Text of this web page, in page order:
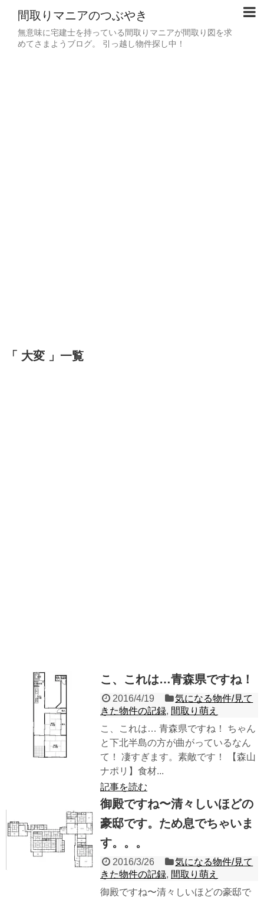
間取りマニアのつぶやき
無意味に宅建士を持っている間取りマニアが間取り図を求
めてさまようブログ。 引っ越し物件探し中！
「 大変 」一覧
こ、これは…青森県ですね！
2016/4/19
気になる物件/見て
きた物件の記録, 間取り萌え
こ、これは… 青森県ですね！ ちゃん
と下北半島の方が曲がっているなん
て！ 凄すぎます。素敵です！ 【森山
ナポリ】食材...
記事を読む
御殿ですね〜清々しいほどの
豪邸です。ため息でちゃいま
す。。。
2016/3/26
気になる物件/見て
きた物件の記録, 間取り萌え
御殿ですね〜清々しいほどの豪邸で